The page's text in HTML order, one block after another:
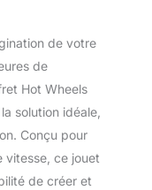
de votre
de
Hot Wheels
solution idéale,
Conçu pour
vitesse, ce jouet
de créer et